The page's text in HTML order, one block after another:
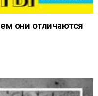
они отличаются